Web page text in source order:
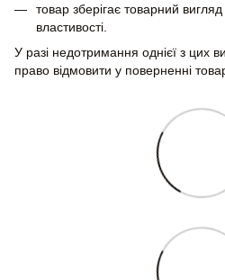
товар зберігає товарний вигляд
властивості.
У разі недотримання однієї з цих
право відмовити у поверненні